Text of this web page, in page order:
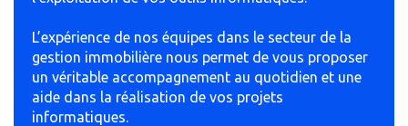
L’expérience de nos équipes dans le secteur de la
gestion immobilière nous permet de vous proposer
un véritable accompagnement au quotidien et une
aide dans la réalisation de vos projets
informatiques.